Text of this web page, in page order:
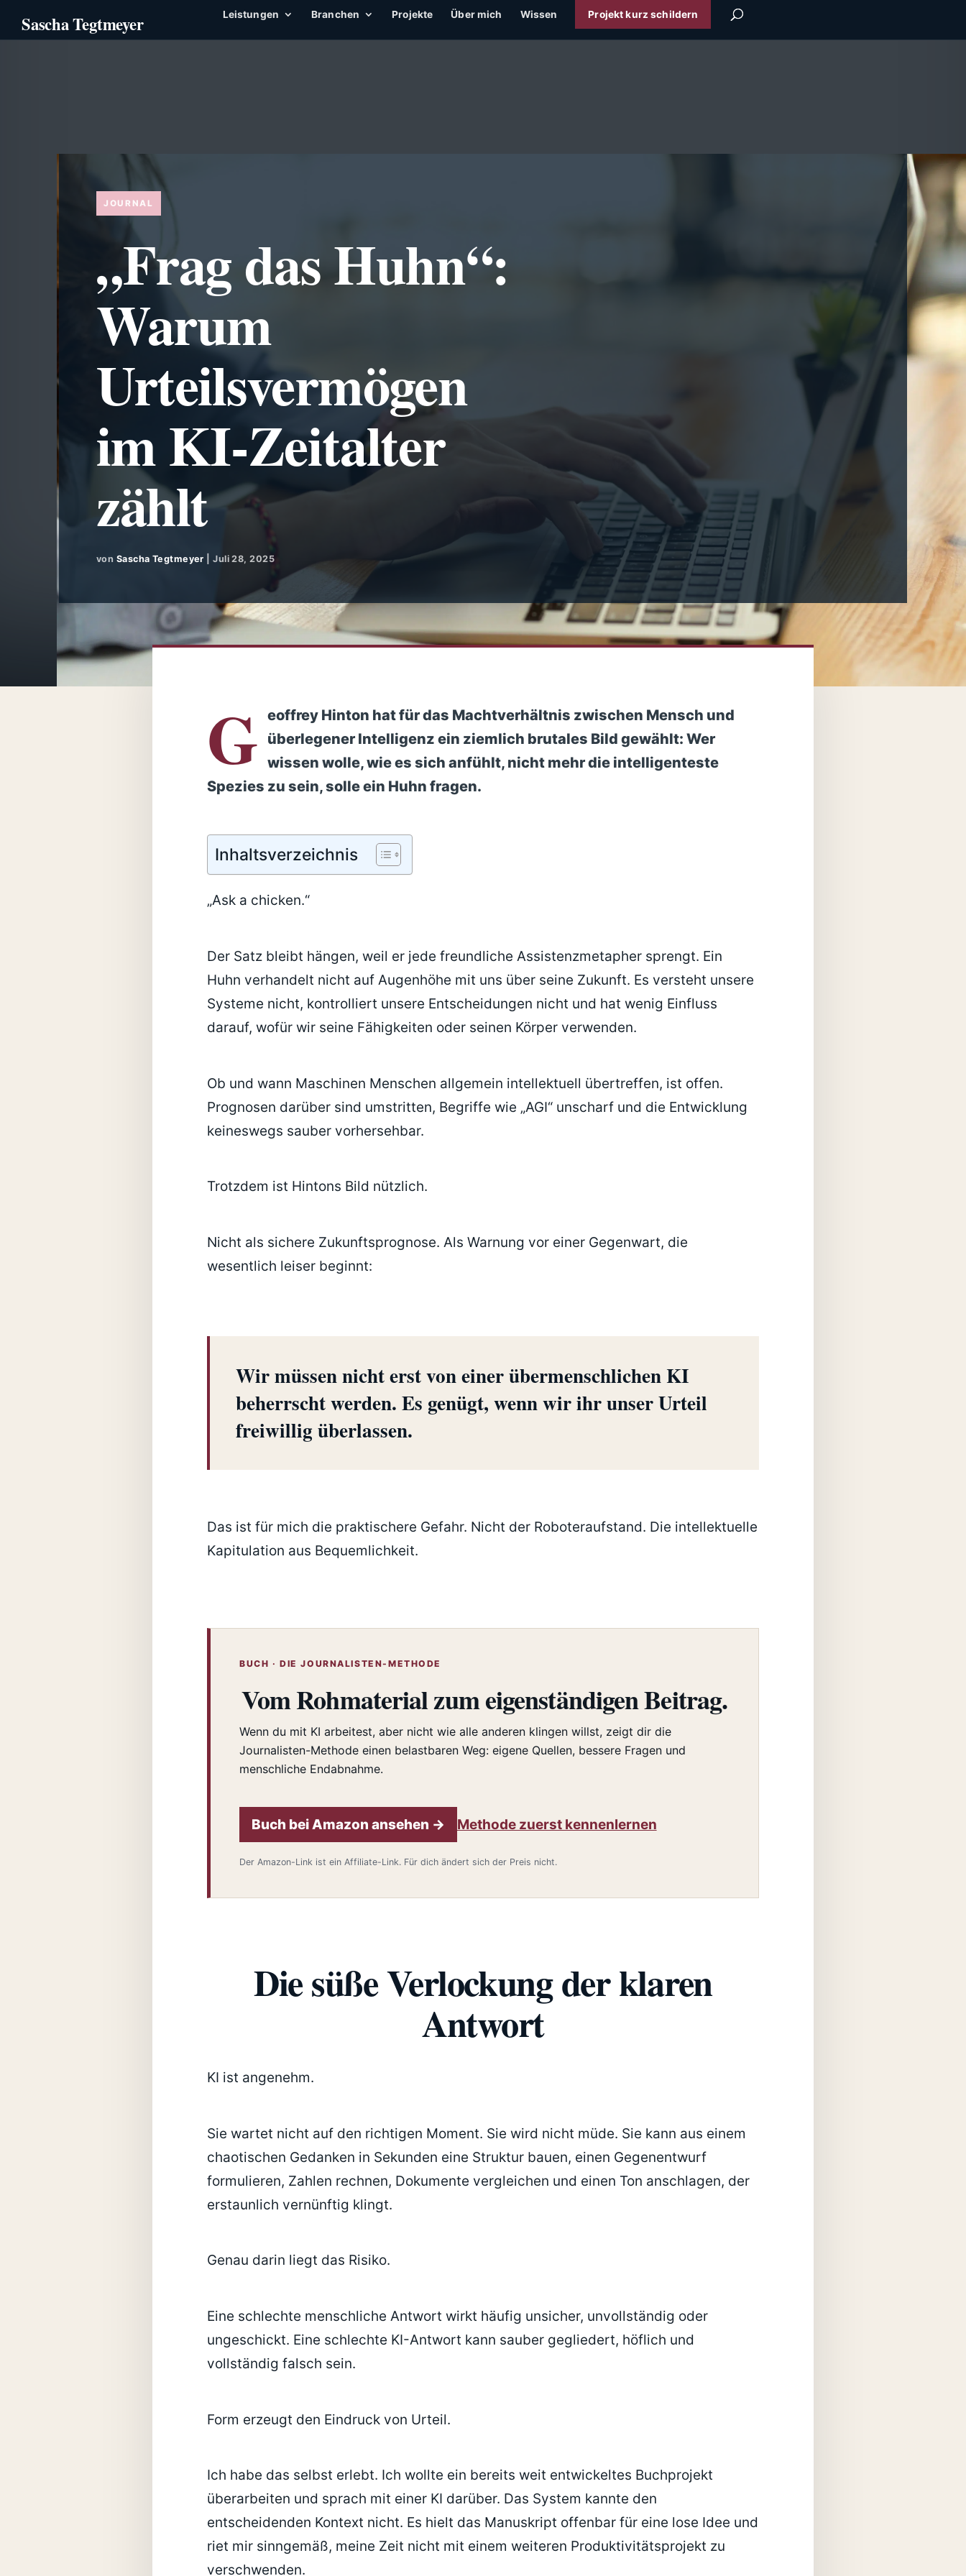
Leistungen Branchen Projekte Über mich Wissen Projekt kurz schildern
„Frag das Huhn“:
Warum
Urteilsvermögen
im KI-Zeitalter
zählt
von Sascha Tegtmeyer |Juli 28, 2025
G eoffrey Hinton hat für das Machtverhältnis zwischen Mensch und
überlegener Intelligenz ein ziemlich brutales Bild gewählt: Wer
wissen wolle, wie es sich anfühlt, nicht mehr die intelligenteste
Spezies zu sein, solle ein Huhn fragen.
Inhaltsverzeichnis
„Ask a chicken.“
Der Satz bleibt hängen, weil er jede freundliche Assistenzmetapher sprengt. Ein
Huhn verhandelt nicht auf Augenhöhe mit uns über seine Zukunft. Es versteht unsere
Systeme nicht, kontrolliert unsere Entscheidungen nicht und hat wenig Einfluss
darauf, wofür wir seine Fähigkeiten oder seinen Körper verwenden.
Ob und wann Maschinen Menschen allgemein intellektuell übertreffen, ist offen.
Prognosen darüber sind umstritten, Begriffe wie „AGI“ unscharf und die Entwicklung
keineswegs sauber vorhersehbar.
Trotzdem ist Hintons Bild nützlich.
Nicht als sichere Zukunftsprognose. Als Warnung vor einer Gegenwart, die
wesentlich leiser beginnt:
Wir müssen nicht erst von einer übermenschlichen KI
beherrscht werden. Es genügt, wenn wir ihr unser Urteil
freiwillig überlassen.
Das ist für mich die praktischere Gefahr. Nicht der Roboteraufstand. Die intellektuelle
Kapitulation aus Bequemlichkeit.
BUCH · DIE JOURNALISTEN-METHODE
Vom Rohmaterial zum eigenständigen Beitrag.
Wenn du mit KI arbeitest, aber nicht wie alle anderen klingen willst, zeigt dir die
Journalisten-Methode einen belastbaren Weg: eigene Quellen, bessere Fragen und
menschliche Endabnahme.
Buch bei Amazon ansehen → Methode zuerst kennenlernen
Der Amazon-Link ist ein Affiliate-Link. Für dich ändert sich der Preis nicht.
Die süße Verlockung der klaren
Antwort
KI ist angenehm.
Sie wartet nicht auf den richtigen Moment. Sie wird nicht müde. Sie kann aus einem
chaotischen Gedanken in Sekunden eine Struktur bauen, einen Gegenentwurf
formulieren, Zahlen rechnen, Dokumente vergleichen und einen Ton anschlagen, der
erstaunlich vernünftig klingt.
Genau darin liegt das Risiko.
Eine schlechte menschliche Antwort wirkt häufig unsicher, unvollständig oder
ungeschickt. Eine schlechte KI-Antwort kann sauber gegliedert, höflich und
vollständig falsch sein.
Form erzeugt den Eindruck von Urteil.
Ich habe das selbst erlebt. Ich wollte ein bereits weit entwickeltes Buchprojekt
überarbeiten und sprach mit einer KI darüber. Das System kannte den
entscheidenden Kontext nicht. Es hielt das Manuskript offenbar für eine lose Idee und
riet mir sinngemäß, meine Zeit nicht mit einem weiteren Produktivitätsprojekt zu
verschwenden.